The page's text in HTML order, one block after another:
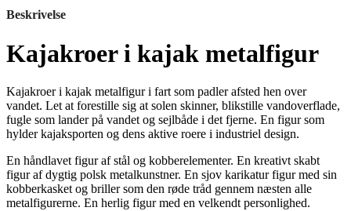
Beskrivelse
Kajakroer i kajak metalfigur
Kajakroer i kajak metalfigur i fart som padler afsted hen over
vandet. Let at forestille sig at solen skinner, blikstille vandoverflade,
fugle som lander på vandet og sejlbåde i det fjerne. En figur som
hylder kajaksporten og dens aktive roere i industriel design.
En håndlavet figur af stål og kobberelementer. En kreativt skabt
figur af dygtig polsk metalkunstner. En sjov karikatur figur med sin
kobberkasket og briller som den røde tråd gennem næsten alle
metalfigurerne. En herlig figur med en velkendt personlighed.